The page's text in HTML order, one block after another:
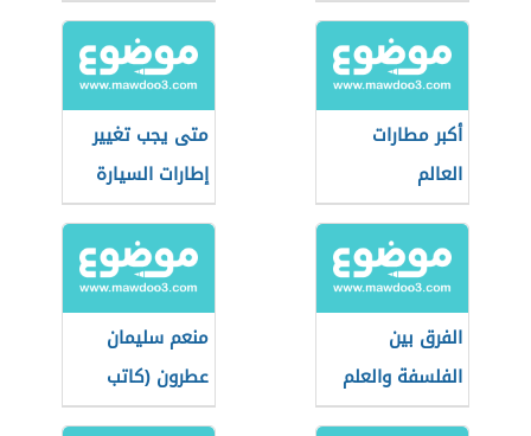
أكبر مطارات
العالم
متى يجب تغيير
إطارات السيارة
الفرق بين
الفلسفة والعلم
منعم سليمان
عطرون (كاتب
وباحث ومفكر